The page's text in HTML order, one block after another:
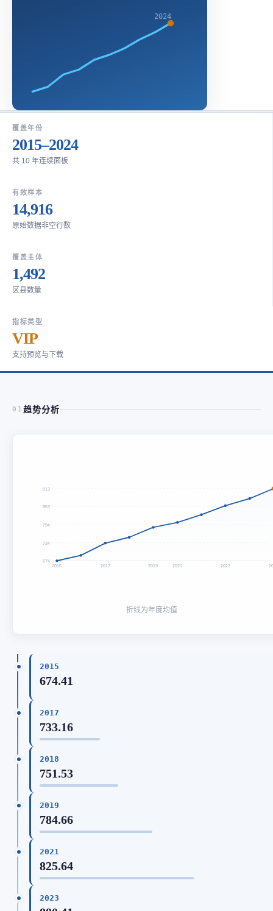
2024
覆盖年份
2015–2024
共 10 年连续面板
有效样本
14,916
原始数据非空行数
覆盖主体
1,492
区县数量
指标类型
VIP
支持预览与下载
01 趋势分析
913
853
794
734
674
2015 2017 2019 2020 2022
折线为年度均值
2015
674.41
2017
733.16
2018
751.53
2019
784.66
2021
825.64
2023